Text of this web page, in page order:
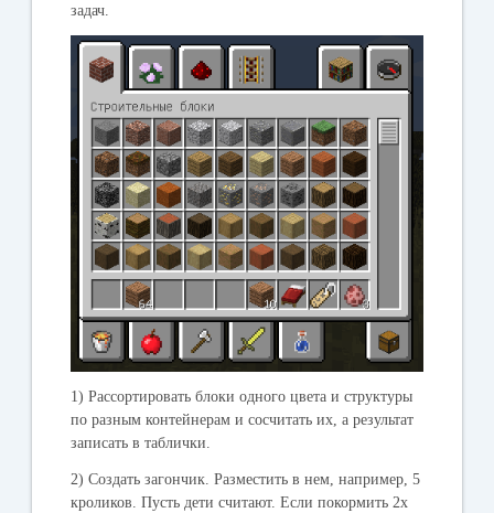
задач.
1) Рассортировать блоки одного цвета и структуры
по разным контейнерам и сосчитать их, а результат
записать в таблички.
2) Создать загончик. Разместить в нем, например, 5
кроликов. Пусть дети считают. Если покормить 2х